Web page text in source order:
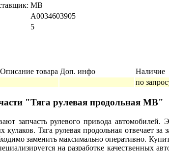
MB
A0034603905
5
Описание товара Доп. инфо Наличие
по
"Тяга рулевая продольная MB"
запчасть рулевого привода
кулаков. Тяга рулевая продольная отвечает
заменить максимально оперативно.
на разработке качественных